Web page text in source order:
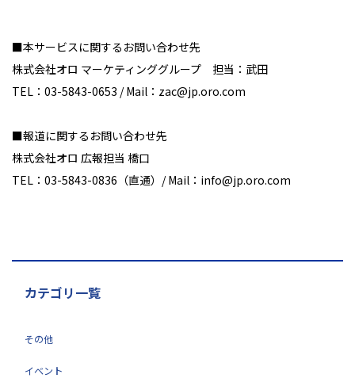
■本サービスに関するお問い合わせ先
株式会社オロ マーケティンググループ 担当：武田
TEL：03-5843-0653 / Mail：zac@jp.oro.com
■報道に関するお問い合わせ先
株式会社オロ 広報担当 橋口
TEL：03-5843-0836（直通）/ Mail：info@jp.oro.com
カテゴリ一覧
その他
イベント